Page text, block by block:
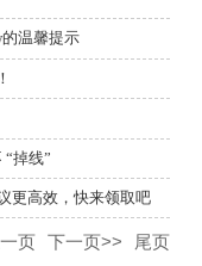
温馨提示
掉线”
更高效，快来领取吧
页 下一页>> 尾页